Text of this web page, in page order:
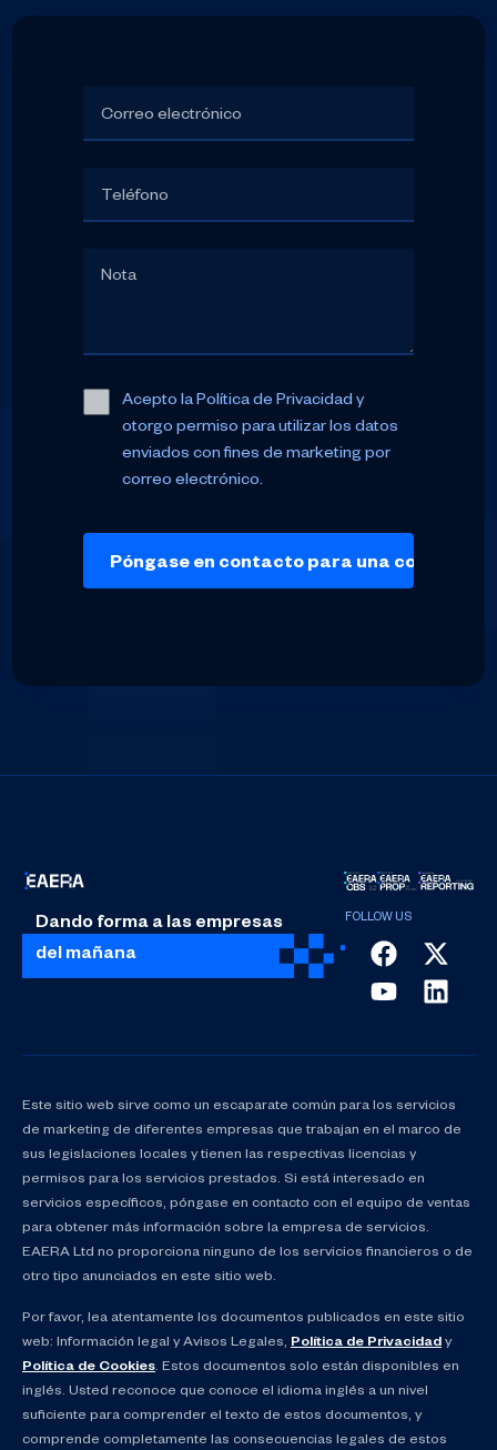
Acepto la Política de Privacidad y
otorgo permiso para utilizar los datos
enviados con fines de marketing por
correo electrónico.
Dando forma a las empresas
del mañana
Este sitio web sirve como un escaparate común para los servicios
de marketing de diferentes empresas que trabajan en el marco de
sus legislaciones locales y tienen las respectivas licencias y
permisos para los servicios prestados. Si está interesado en
servicios específicos, póngase en contacto con el equipo de ventas
para obtener más información sobre la empresa de servicios.
EAERA Ltd no proporciona ninguno de los servicios financieros o de
otro tipo anunciados en este sitio web.
Por favor, lea atentamente los documentos publicados en este sitio
web: Información legal y Avisos Legales, Política de Privacidad y
Política de Cookies. Estos documentos solo están disponibles en
inglés. Usted reconoce que conoce el idioma inglés a un nivel
suficiente para comprender el texto de estos documentos, y
comprende completamente las consecuencias legales de estos